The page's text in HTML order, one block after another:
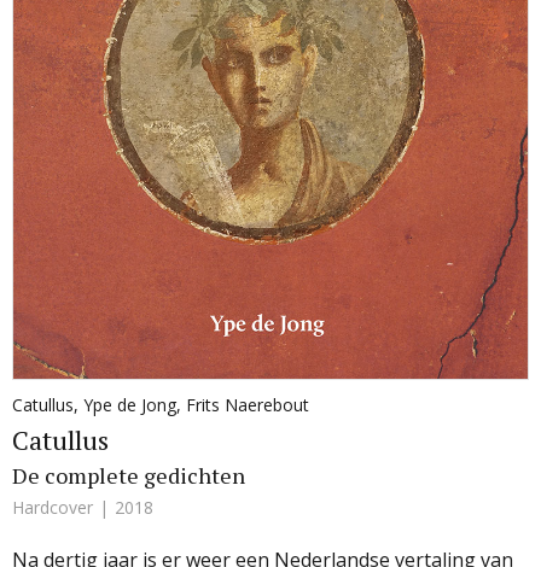
Catullus, Ype de Jong, Frits Naerebout
Catullus
De complete gedichten
Hardcover 2018
Na dertig jaar is er weer een Nederlandse vertaling van